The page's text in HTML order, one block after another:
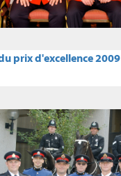
prix d'excellence 2009